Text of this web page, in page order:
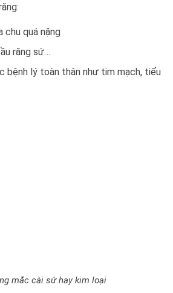
chu quá nặng
răng sứ…
bệnh lý toàn thân như tim mạch, tiểu
mắc cài sứ hay kim loại